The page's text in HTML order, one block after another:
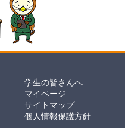
学生の皆さんへ
マイページ
サイトマップ
個人情報保護方針